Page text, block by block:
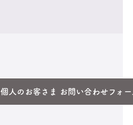
個人のお客さま お問い合わせフォー